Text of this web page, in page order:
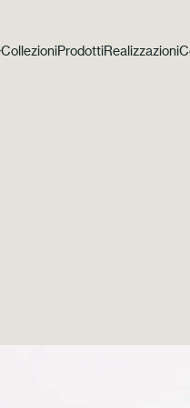
CollezioniProdottiRealizzazioni